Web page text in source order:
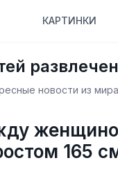
КАРТИНКИ
новости из
165